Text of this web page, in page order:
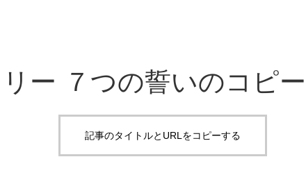
ー ７つの誓いのコピー
記事のタイトルとURLをコピーする